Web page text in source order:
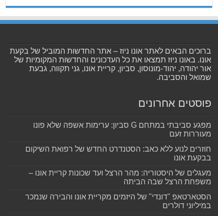
ברוכים הבאים לאתר אונו ניוז – אתר החדשות המוביל של בקעת
אונו. באונו ניוז תמצאו את כל העדכונים והחדשות המקומיות של
אור יהודה, יהוד-מונוסון, סביון, קריית אונו, גני תקווה, גבעת
שמואל והסביבה.
פוסטים אחרונים
מפגע סביבתי במתחם G סביון: ערימות אשפה שלא פונו
מעוררות זעם
חוזרים לנוע ללא כאב: הסטנדרט החדש של רפואת השיקום
בבקעת אונו
מעגלים של היסטוריה: מהר הרצל ועד שכונות קריית אונו –
משפחת הרצל שבה הביתה
הסטארטאפ "דונדי" של היזמים מקריית אונו והבירה שנמכר
במיליוני דולרים